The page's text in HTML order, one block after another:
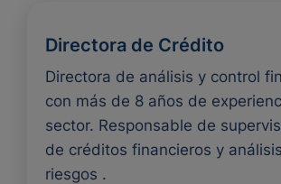
Directora de Crédito
Directora de análisis y control
con más de 8 años de
sector. Responsable de
de créditos financieros y
riesgos .